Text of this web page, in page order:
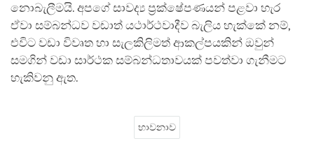
නොබැලීමයි. අපගේ සාවද්‍ය ප්‍රක්ෂේපණයන් පළවා හැර
ඒවා සම්බන්ධව වඩාත් යථාර්ථවාදීව බැලිය හැක්කේ නම්,
එවිට වඩා විවෘත හා සැලකිලිමත් ආකල්පයකින් ඔවුන්
සමගින් වඩා සාර්ථක සම්බන්ධතාවයක් පවත්වා ගැනීමට
හැකිවනු ඇත.
භාවනාව